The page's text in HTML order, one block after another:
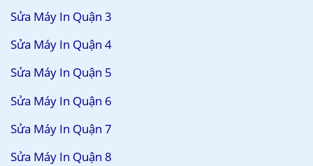
Sửa Máy In Quận 3
Sửa Máy In Quận 4
Sửa Máy In Quận 5
Sửa Máy In Quận 6
Sửa Máy In Quận 7
Sửa Máy In Quận 8